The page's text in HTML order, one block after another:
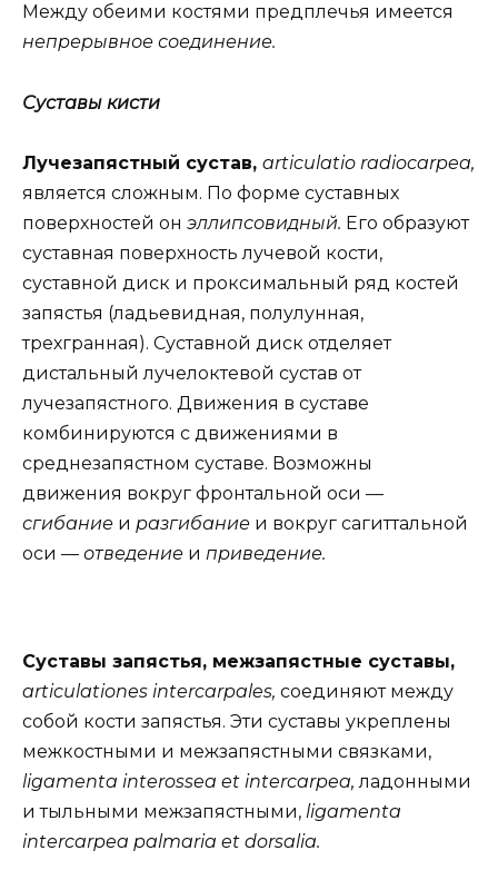
Между обеими костями предплечья имеется
непрерывное соединение.
Суставы кисти
Лучезапястный сустав, articulatio radiocarpea,
является сложным. По форме суставных
поверхностей он эллипсовидный. Его образуют
суставная поверхность лучевой кости,
суставной диск и проксимальный ряд костей
запястья (ладьевидная, полулунная,
трехгранная). Суставной диск отделяет
дистальный лучелоктевой сустав от
лучезапястного. Движения в суставе
комбинируются с движениями в
среднезапястном суставе. Возможны
движения вокруг фронтальной оси —
сгибание и разгибание и вокруг сагиттальной
оси — отведение и приведение.
Суставы запястья, межзапястные суставы,
articulationes intercarpales, соединяют между
собой кости запястья. Эти суставы укреплены
межкостными и межзапястными связками,
ligamenta interossea et intercarpea,ладонными
и тыльными межзапястными, ligamenta
intercarpea palmaria et dorsalia.